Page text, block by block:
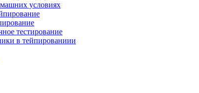
условиях
тестирование
в тейпированиии